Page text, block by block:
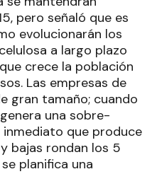
pero señaló que es
evolucionarán los
a largo plazo
crece la población
Las empresas de
gran tamaño; cuando
una sobre-
que produce
bajas rondan los 5
planifica una